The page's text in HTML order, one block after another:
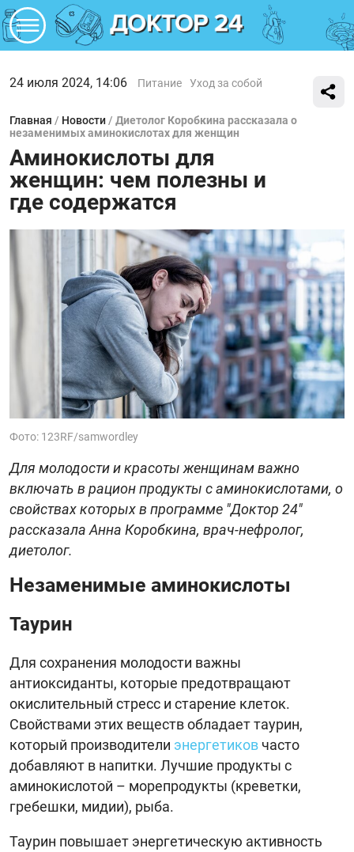
24 июля 2024, 14:06 Питание Уход за собой
Главная / Новости / Диетолог Коробкина рассказала о
незаменимых аминокислотах для женщин
Аминокислоты для
женщин: чем полезны и
где содержатся
Фото: 123RF/samwordley
Для молодости и красоты женщинам важно
включать в рацион продукты с аминокислотами, о
свойствах которых в программе "Доктор 24"
рассказала Анна Коробкина, врач-нефролог,
диетолог.
Незаменимые аминокислоты
Таурин
Для сохранения молодости важны
антиоксиданты, которые предотвращают
окислительный стресс и старение клеток.
Свойствами этих веществ обладает таурин,
который производители энергетиков часто
добавляют в напитки. Лучшие продукты с
аминокислотой – морепродукты (креветки,
гребешки, мидии), рыба.
Таурин повышает энергетическую активность